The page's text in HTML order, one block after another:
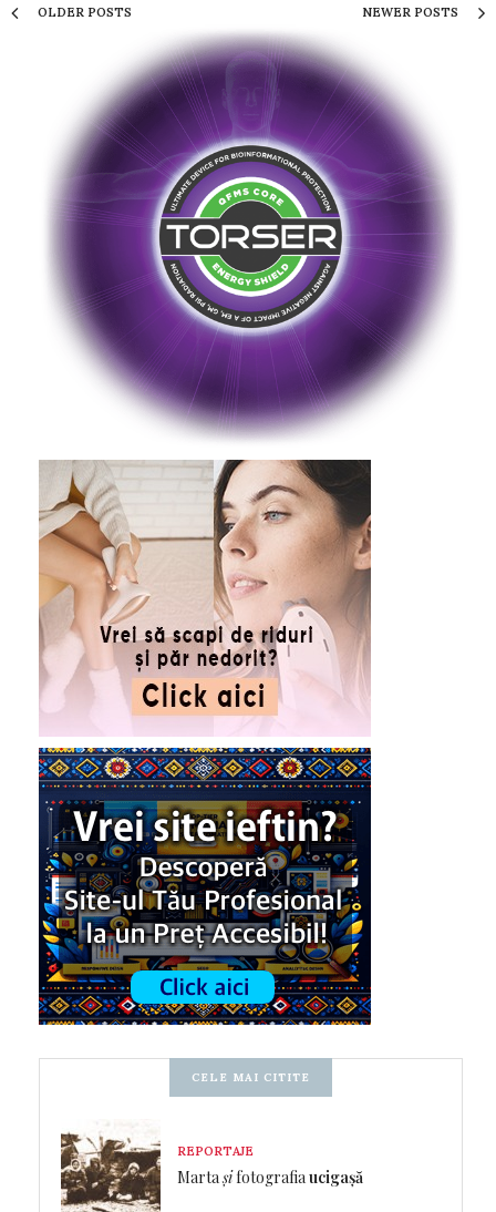
OLDER POSTS NEWER POSTS
CELE MAI CITITE
REPORTAJE
Martașifotografiaucigașă